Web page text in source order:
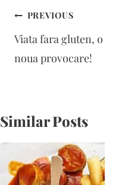
Navigare
în
articole
PREVIOUS
Viata fara gluten, o
noua provocare!
Similar Posts